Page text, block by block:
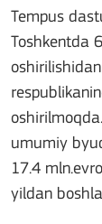
Tempus
Toshkentda
umumiy
17.4
yildan